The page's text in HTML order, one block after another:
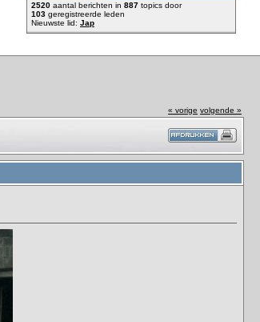
2520 aantal berichten in 887 topics door
103 geregistreerde leden
Nieuwste lid: Jap
« vorige volgende »